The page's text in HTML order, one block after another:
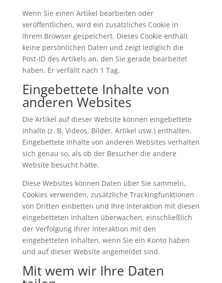
Wenn Sie einen Artikel bearbeiten oder
veröffentlichen, wird ein zusätzliches Cookie in
Ihrem Browser gespeichert. Dieses Cookie enthält
keine persönlichen Daten und zeigt lediglich die
Post-ID des Artikels an, den Sie gerade bearbeitet
haben. Er verfällt nach 1 Tag.
Eingebettete Inhalte von
anderen Websites
Die Artikel auf dieser Website können eingebettete
Inhalte (z. B. Videos, Bilder, Artikel usw.) enthalten.
Eingebettete Inhalte von anderen Websites verhalten
sich genau so, als ob der Besucher die andere
Website besucht hätte.
Diese Websites können Daten über Sie sammeln,
Cookies verwenden, zusätzliche Trackingfunktionen
von Dritten einbetten und Ihre Interaktion mit diesen
eingebetteten Inhalten überwachen, einschließlich
der Verfolgung Ihrer Interaktion mit den
eingebetteten Inhalten, wenn Sie ein Konto haben
und auf dieser Website angemeldet sind.
Mit wem wir Ihre Daten